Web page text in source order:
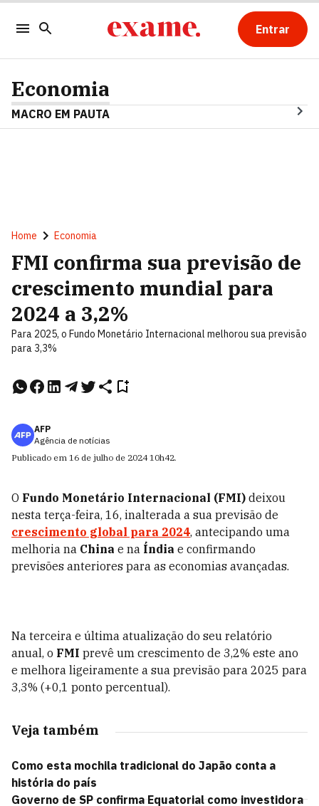
Entrar
Economia
MACRO EM PAUTA
Home Economia
FMI confirma sua previsão de
crescimento mundial para
2024 a 3,2%
Para 2025, o Fundo Monetário Internacional melhorou sua previsão
para 3,3%
AFP
Agência de notícias
Publicado em 16 de julho de 2024 10h42.
O Fundo Monetário Internacional (FMI) deixou
nesta terça-feira, 16, inalterada a sua previsão de
crescimento global para 2024, antecipando uma
melhoria na China e na Índia e confirmando
previsões anteriores para as economias avançadas.
Na terceira e última atualização do seu relatório
anual, o FMI prevê um crescimento de 3,2% este ano
e melhora ligeiramente a sua previsão para 2025 para
3,3% (+0,1 ponto percentual).
Veja também
Como esta mochila tradicional do Japão conta a
história do país
Governo de SP confirma Equatorial como investidora